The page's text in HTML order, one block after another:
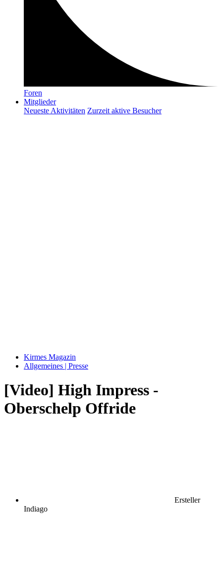
Foren
Mitglieder
Neueste Aktivitäten Zurzeit aktive Besucher
Kirmes Magazin
Allgemeines | Presse
[Video] High Impress -
Oberschelp Offride
Ersteller
Indiago